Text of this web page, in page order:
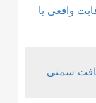
واقعی یا
سمتی